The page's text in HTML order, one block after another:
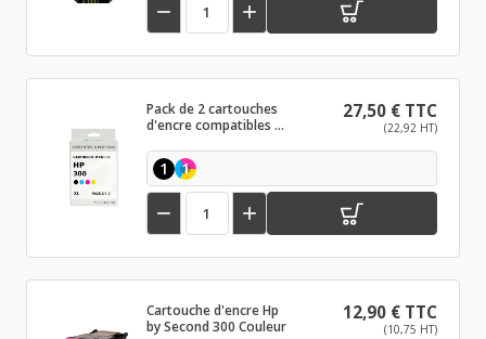
 
Pack de 2 cartouches
d'encre compatibles HP
27,50 € TTC
(22,92 HT)
1 1
 
Cartouche d'encre Hp
by Second 300 Couleur
12,90 € TTC
(10,75 HT)